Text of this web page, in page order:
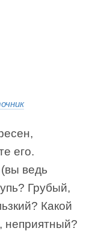
его.
ведь
Грубый,
Какой
неприятный?